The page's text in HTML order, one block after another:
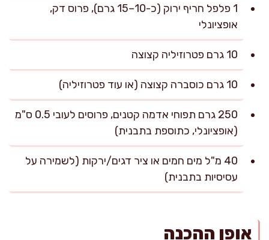
1 פלפל חריף ירוק (כ-10–15 גרם), פרוס דק,
אופציונלי
10 גרם פטרוזיליה קצוצה
10 גרם כוסברה קצוצה (או עוד פטרוזיליה)
250 גרם תפוחי אדמה קטנים, פרוסים לעובי 0.5 ס"מ
(אופציונלי, כתוספת בתבנית)
40 מ"ל מים חמים או ציר דגים/ירקות (לשמירה על
עסיסיות בתבנית)
אופן ההכנה